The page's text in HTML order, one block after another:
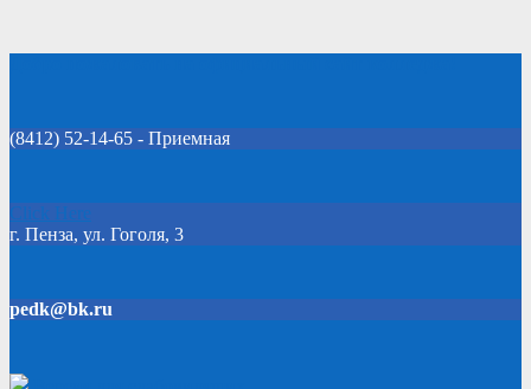
(8412) 52-14-65 - Приемная
Click Here
г. Пенза, ул. Гоголя, 3
pedk@bk.ru